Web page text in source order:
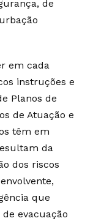
de
em cada
instruções e
Planos de
de Atuação e
têm em
da
dos riscos
que
evacuação